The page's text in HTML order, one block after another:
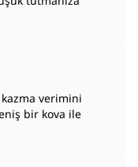
kazma verimini
bir kova ile